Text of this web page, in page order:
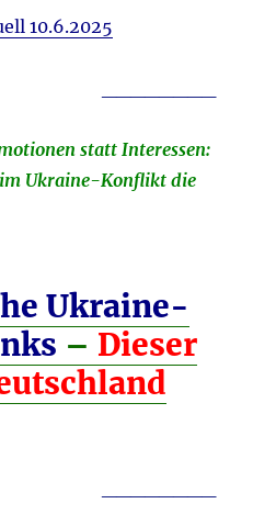
10.6.2025
statt Interessen:
Ukraine-Konflikt die
Ukraine-
– Dieser